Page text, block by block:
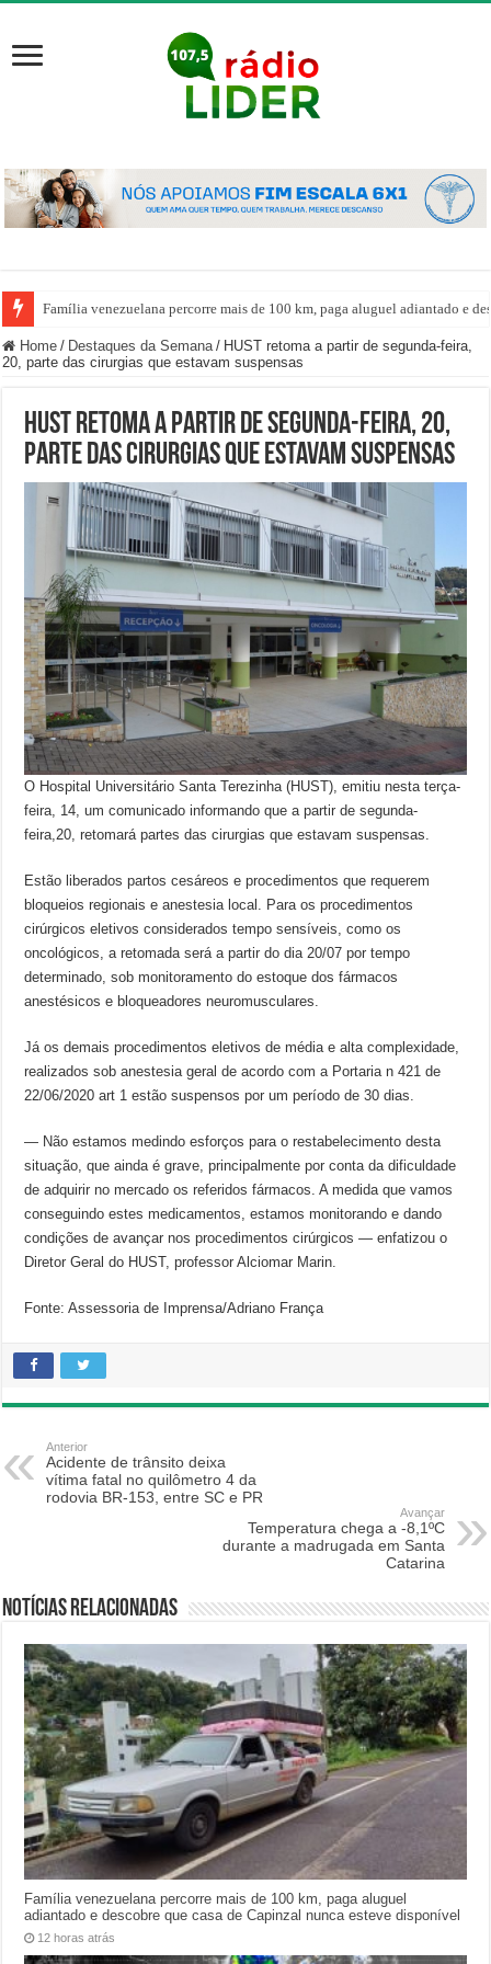
Família venezuelana percorre mais de 100 km, paga aluguel adiantado e
Home / Destaques da Semana / HUST retoma a partir de segunda-feira,
20, parte das cirurgias que estavam suspensas
HUST retoma a partir de segunda-feira, 20,
parte das cirurgias que estavam suspensas
O Hospital Universitário Santa Terezinha (HUST), emitiu nesta terça-
feira, 14, um comunicado informando que a partir de segunda-
feira,20, retomará partes das cirurgias que estavam suspensas.
Estão liberados partos cesáreos e procedimentos que requerem
bloqueios regionais e anestesia local. Para os procedimentos
cirúrgicos eletivos considerados tempo sensíveis, como os
oncológicos, a retomada será a partir do dia 20/07 por tempo
determinado, sob monitoramento do estoque dos fármacos
anestésicos e bloqueadores neuromusculares.
Já os demais procedimentos eletivos de média e alta complexidade,
realizados sob anestesia geral de acordo com a Portaria n 421 de
22/06/2020 art 1 estão suspensos por um período de 30 dias.
— Não estamos medindo esforços para o restabelecimento desta
situação, que ainda é grave, principalmente por conta da dificuldade
de adquirir no mercado os referidos fármacos. A medida que vamos
conseguindo estes medicamentos, estamos monitorando e dando
condições de avançar nos procedimentos cirúrgicos — enfatizou o
Diretor Geral do HUST, professor Alciomar Marin.
Fonte: Assessoria de Imprensa/Adriano França
Anterior
Acidente de trânsito deixa
vítima fatal no quilômetro 4 da
rodovia BR-153, entre SC e PR
Avançar
Temperatura chega a -8,1ºC
durante a madrugada em Santa
Catarina
Notícias relacionadas
Família venezuelana percorre mais de 100 km, paga aluguel
adiantado e descobre que casa de Capinzal nunca esteve disponível
12 horas atrás